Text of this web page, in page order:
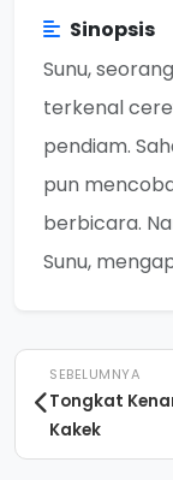
Sinopsis
Sunu,
terkenal
pendiam.
pun
berbicara.
Sunu,
SEBELUMNYA
Tongkat
Kakek